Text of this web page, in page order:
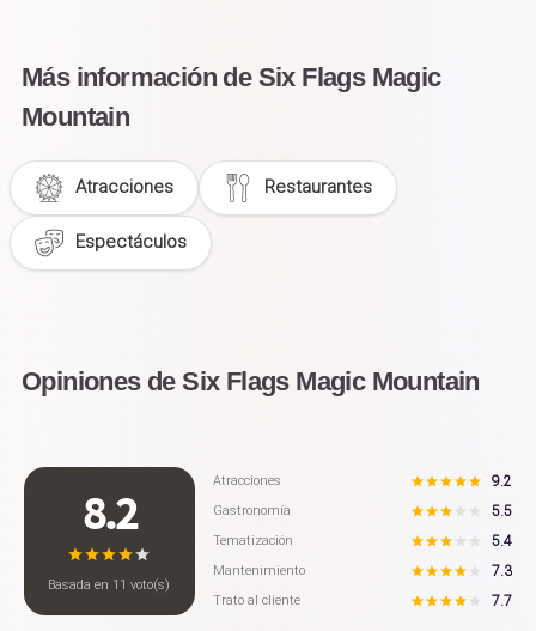
Más información de Six Flags Magic
Mountain
Atracciones Restaurantes
Espectáculos
Opiniones de Six Flags Magic Mountain
8.2
Basada en 11 voto(s)
Atracciones 9.2
Gastronomía 5.5
Tematización 5.4
Mantenimiento 7.3
Trato al cliente 7.7